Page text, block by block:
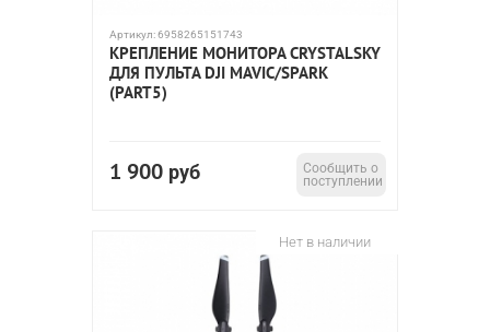
Артикул:6958265151743
КРЕПЛЕНИЕ МОНИТОРА CRYSTALSKY
ДЛЯ ПУЛЬТА DJI MAVIC/SPARK
(PART5)
1 900 руб
Сообщить о
поступлении
Нет в наличии